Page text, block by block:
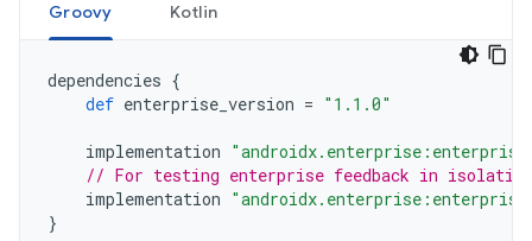
Groovy Kotlin
dependencies {
def enterprise_version = "1.1.0"
implementation
// For testing enterprise feedback in isolation
implementation
}